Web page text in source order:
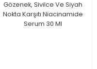
Gözenek, Sivilce Ve Siyah
Nokta Karşıtı Niacinamide
Serum 30 Ml